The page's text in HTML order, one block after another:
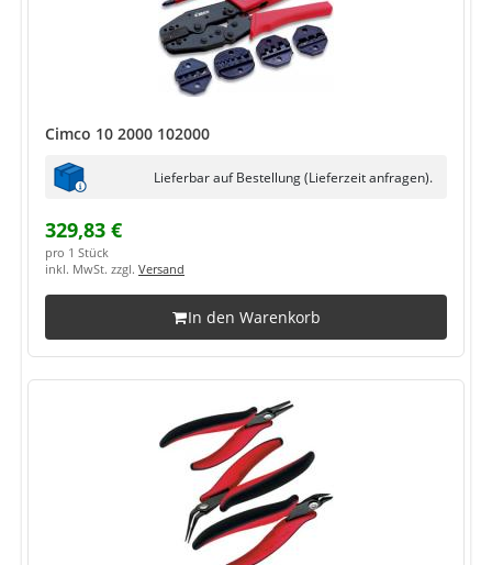
Cimco 10 2000 102000
Lieferbar auf Bestellung (Lieferzeit anfragen).
329,83 €
pro 1 Stück
inkl. MwSt. zzgl. Versand
In den Warenkorb